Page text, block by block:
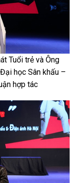
Tuổi trẻ và Ông
học Sân khấu –
hợp tác